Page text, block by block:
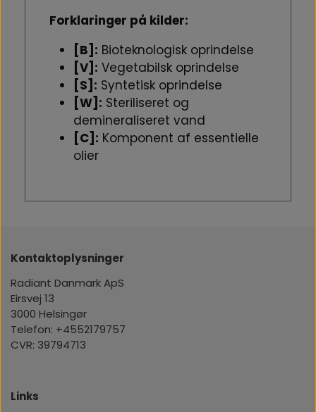
Forklaringer på kilder:
[B]: Bioteknologisk oprindelse
[V]: Vegetabilsk oprindelse
[S]: Syntetisk oprindelse
[W]: Steriliseret og
demineraliseret vand
[C]: Komponent af essentielle
olier
Kontaktoplysninger
Radiant Danmark ApS
Eirsvej 13
3000 Helsingør
Telefon: +4552179757
CVR: 39794713
Links